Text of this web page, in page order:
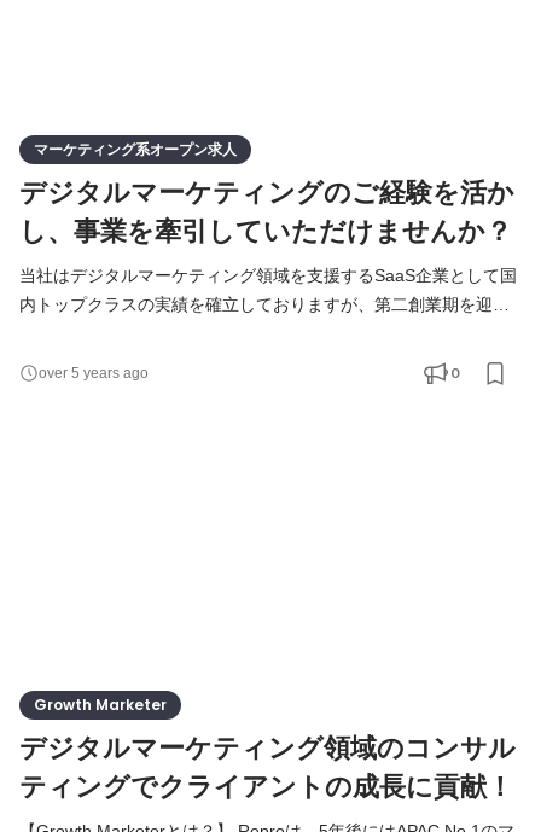
マーケティング系オープン求人
デジタルマーケティングのご経験を活か
し、事業を牽引していただけませんか？
当社はデジタルマーケティング領域を支援するSaaS企業として国
内トップクラスの実績を確立しておりますが、第二創業期を迎え
『Repro』がアプリ領域で国内シェアトップに上り詰めたとはい
え、当社が目指すのはグローバルスタンダードであり、組織とし
over 5 years ago 0
Growth Marketer
デジタルマーケティング領域のコンサル
ティングでクライアントの成長に貢献！